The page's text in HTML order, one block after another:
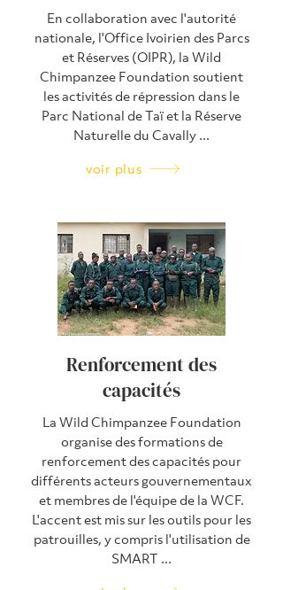
En collaboration avec l'autorité
nationale, l'Office Ivoirien des Parcs
et Réserves (OIPR), la Wild
Chimpanzee Foundation soutient
les activités de répression dans le
Parc National de Taï et la Réserve
Naturelle du Cavally ...
voir plus
Renforcement des
capacités
La Wild Chimpanzee Foundation
organise des formations de
renforcement des capacités pour
différents acteurs gouvernementaux
et membres de l'équipe de la WCF.
L'accent est mis sur les outils pour les
patrouilles, y compris l'utilisation de
SMART ...